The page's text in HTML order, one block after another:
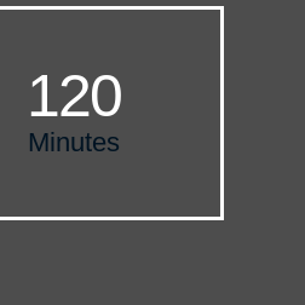
120
Minutes